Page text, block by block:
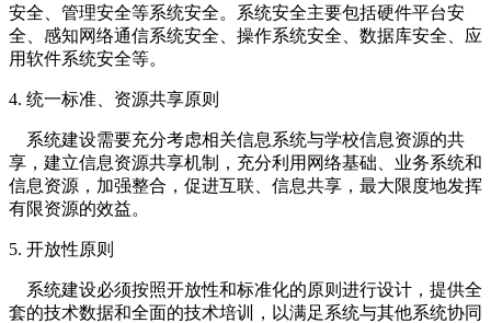
安全、管理安全等系统安全。系统安全主要包括硬件平台安
全、感知网络通信系统安全、操作系统安全、数据库安全、应
用软件系统安全等。
4. 统一标准、资源共享原则
系统建设需要充分考虑相关信息系统与学校信息资源的共
享，建立信息资源共享机制，充分利用网络基础、业务系统和
信息资源，加强整合，促进互联、信息共享，最大限度地发挥
有限资源的效益。
5. 开放性原则
系统建设必须按照开放性和标准化的原则进行设计，提供全
套的技术数据和全面的技术培训，以满足系统与其他系统协同